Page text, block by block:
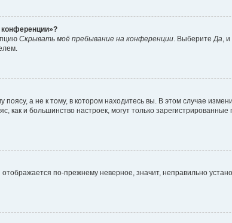
конференции»?
Скрывать моё пребывание на конференции . Выберите Да ,
а не к тому, в котором находитесь вы. В этом случае
как и большинство настроек, могут только
по-прежнему неверное, значит, неправильно